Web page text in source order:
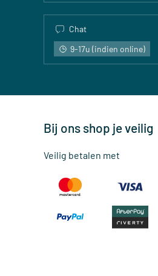
Chat
9-17u (indien online)
Bij ons shop je veilig
Veilig betalen met